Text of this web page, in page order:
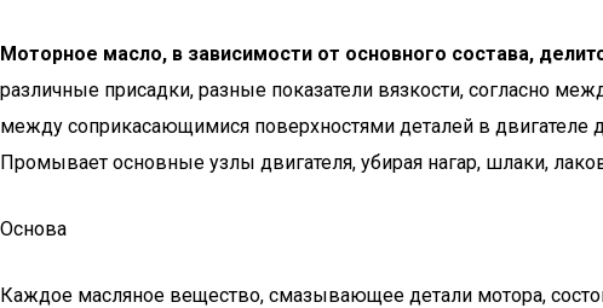
Моторное масло, в зависимости от основного состава,
различные присадки, разные показатели вязкости, согласно
между соприкасающимися поверхностями деталей в
Промывает основные узлы двигателя, убирая нагар, шлаки,
Основа
Каждое масляное вещество, смазывающее детали мотора,